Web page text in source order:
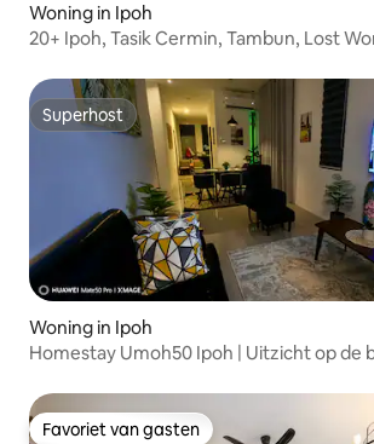
Woning in Ipoh
20+ Ipoh, Tasik Cermin, Tambun, Lost
Superhost
Superhost
Woning in Ipoh
Homestay Umoh50 Ipoh | Uitzicht op de
Favoriet van gasten